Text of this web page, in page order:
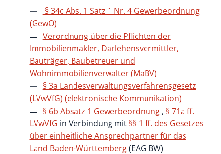
§ 34c Abs. 1 Satz 1 Nr. 4 Gewerbeordnung
(GewO)
Verordnung über die Pflichten der
Immobilienmakler, Darlehensvermittler,
Bauträger, Baubetreuer und
Wohnimmobilienverwalter (MaBV)
§ 3a Landesverwaltungsverfahrensgesetz
(LVwVfG) (elektronische Kommunikation)
§ 6b Absatz 1 Gewerbeordnung , § 71a ff.
LVwVfG in Verbindung mit §§ 1 ff. des Gesetzes
über einheitliche Ansprechpartner für das
Land Baden-Württemberg(EAG BW)